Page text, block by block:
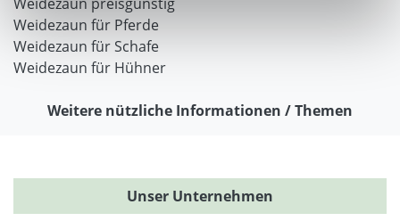
Weidezaun preisgünstig
Weidezaun für Pferde
Weidezaun für Schafe
Weidezaun für Hühner
Weitere nützliche Informationen / Themen
Unser Unternehmen